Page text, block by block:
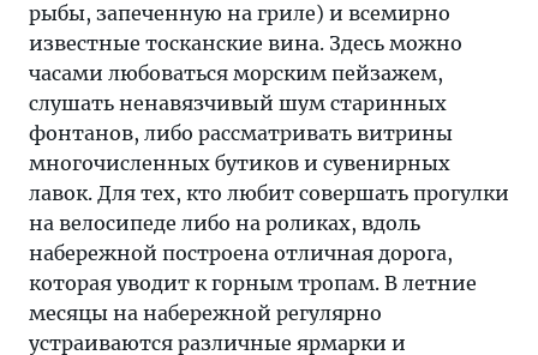
рыбы, запеченную на гриле) и всемирно
известные тосканские вина. Здесь можно
часами любоваться морским пейзажем,
слушать ненавязчивый шум старинных
фонтанов, либо рассматривать витрины
многочисленных бутиков и сувенирных
лавок. Для тех, кто любит совершать прогулки
на велосипеде либо на роликах, вдоль
набережной построена отличная дорога,
которая уводит к горным тропам. В летние
месяцы на набережной регулярно
устраиваются различные ярмарки и